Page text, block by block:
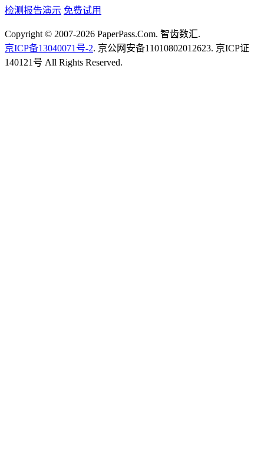
检测报告演示 免费试用
Copyright © 2007-2026 PaperPass.Com. 智齿数汇.
京ICP备13040071号-2. 京公网安备11010802012623. 京ICP证
140121号 All Rights Reserved.